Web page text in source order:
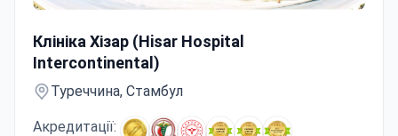
Клініка Хізар (Hisar Hospital
Intercontinental)
Туреччина, Стамбул
Акредитації: